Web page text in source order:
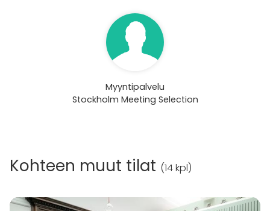
Myyntipalvelu
Stockholm Meeting Selection
Kohteen muut tilat (14 kpl)